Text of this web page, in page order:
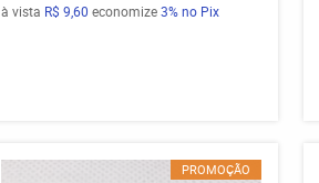
à vista R$ 9,60 economize3%no Pix
PROMOÇÃO